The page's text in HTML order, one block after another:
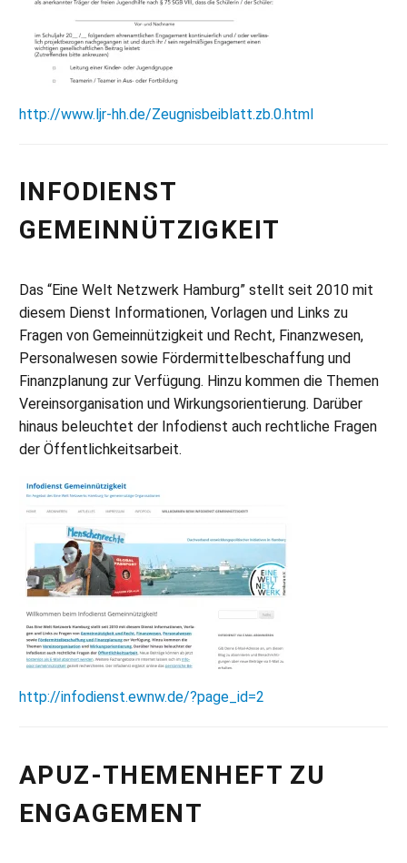
http://www.ljr-hh.de/Zeugnisbeiblatt.zb.0.html
INFODIENST
GEMEINNÜTZIGKEIT
Das “Eine Welt Netzwerk Hamburg” stellt seit 2010 mit
diesem Dienst Informationen, Vorlagen und Links zu
Fragen von Gemeinnützigkeit und Recht, Finanzwesen,
Personalwesen sowie Fördermittelbeschaffung und
Finanzplanung zur Verfügung. Hinzu kommen die Themen
Vereinsorganisation und Wirkungsorientierung. Darüber
hinaus beleuchtet der Infodienst auch rechtliche Fragen
der Öffentlichkeitsarbeit.
http://infodienst.ewnw.de/?page_id=2
APUZ-THEMENHEFT ZU
ENGAGEMENT